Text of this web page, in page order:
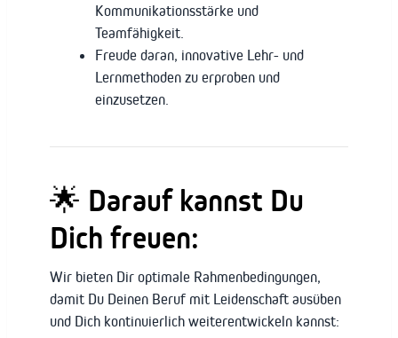
Kommunikationsstärke und
Teamfähigkeit.
Freude daran, innovative Lehr- und
Lernmethoden zu erproben und
einzusetzen.
🌟 Darauf kannst Du
Dich freuen:
Wir bieten Dir optimale Rahmenbedingungen,
damit Du Deinen Beruf mit Leidenschaft ausüben
und Dich kontinuierlich weiterentwickeln kannst: